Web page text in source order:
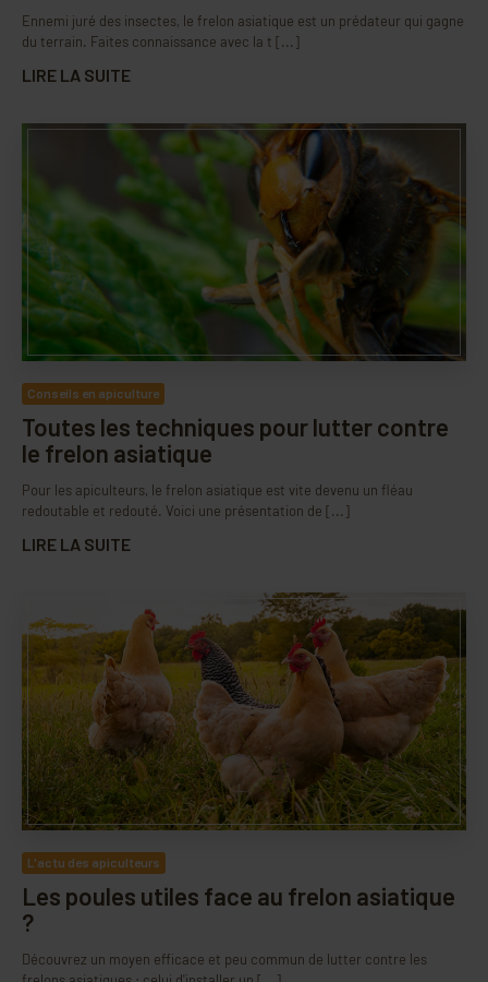
Ennemi juré des insectes, le frelon asiatique est un prédateur qui gagne
du terrain. Faites connaissance avec la t [...]
LIRE LA SUITE
Conseils en apiculture
Toutes les techniques pour lutter contre
le frelon asiatique
Pour les apiculteurs, le frelon asiatique est vite devenu un fléau
redoutable et redouté. Voici une présentation de [...]
LIRE LA SUITE
L'actu des apiculteurs
Les poules utiles face au frelon asiatique
?
Découvrez un moyen efficace et peu commun de lutter contre les